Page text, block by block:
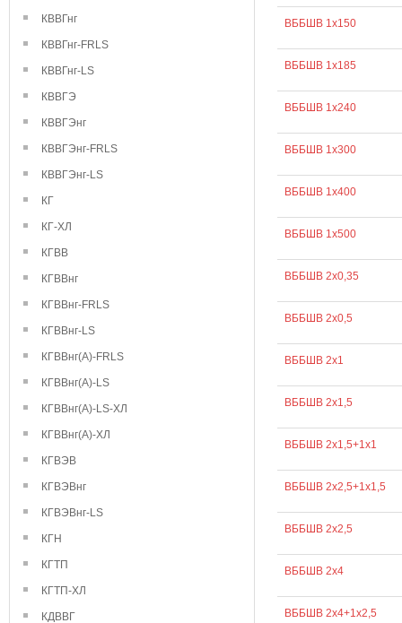
КВВГнг
КВВГнг-FRLS
КВВГнг-LS
КВВГЭ
КВВГЭнг
КВВГЭнг-FRLS
КВВГЭнг-LS
КГ
КГ-ХЛ
КГВВ
КГВВнг
КГВВнг-FRLS
КГВВнг-LS
КГВВнг(А)-FRLS
КГВВнг(А)-LS
КГВВнг(А)-LS-ХЛ
КГВВнг(А)-ХЛ
КГВЭВ
КГВЭВнг
КГВЭВнг-LS
КГН
КГТП
КГТП-ХЛ
КДВВГ
ВББШВ 1х150
ВББШВ 1х185
ВББШВ 1х240
ВББШВ 1х300
ВББШВ 1х400
ВББШВ 1х500
ВББШВ 2х0,35
ВББШВ 2х0,5
ВББШВ 2х1
ВББШВ 2х1,5
ВББШВ 2х1,5+1х1
ВББШВ 2х2,5+1х1,5
ВББШВ 2х2,5
ВББШВ 2х4
ВББШВ 2х4+1х2,5